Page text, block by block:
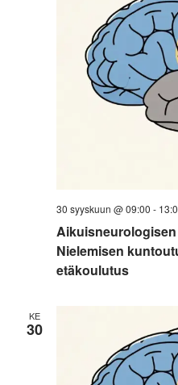
Nielemisen
etäkoulutus
30 syyskuun @ 09:00 -
KE
30